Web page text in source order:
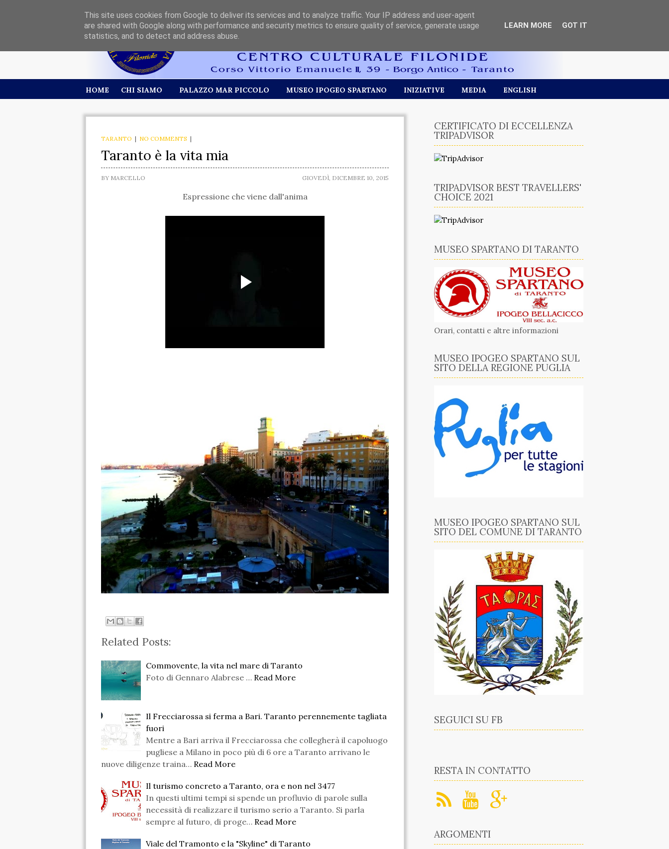
HOME CHI SIAMO PALAZZO MAR PICCOLO MUSEO IPOGEO SPARTANO INIZIATIVE MEDIA ENGLISH
TARANTO | NO COMMENTS |
Taranto è la vita mia
BY MARCELLO GIOVEDÌ, DICEMBRE 10, 2015
Espressione che viene dall'anima
Related Posts:
Commovente, la vita nel mare di Taranto
Foto di Gennaro Alabrese … Read More
Il Frecciarossa si ferma a Bari. Taranto perennemente tagliata
fuori
Mentre a Bari arriva il Frecciarossa che collegherà il capoluogo
pugliese a Milano in poco più di 6 ore a Taranto arrivano le
nuove diligenze traina… Read More
Il turismo concreto a Taranto, ora e non nel 3477
In questi ultimi tempi si spende un profluvio di parole sulla
necessità di realizzare il turismo serio a Taranto. Si parla
sempre al futuro, di proge… Read More
Viale del Tramonto e la "Skyline" di Taranto
CERTIFICATO DI ECCELLENZA
TRIPADVISOR
TRIPADVISOR BEST TRAVELLERS'
CHOICE 2021
MUSEO SPARTANO DI TARANTO
Orari, contatti e altre informazioni
MUSEO IPOGEO SPARTANO SUL
SITO DELLA REGIONE PUGLIA
MUSEO IPOGEO SPARTANO SUL
SITO DEL COMUNE DI TARANTO
SEGUICI SU FB
RESTA IN CONTATTO
ARGOMENTI
This site uses cookies from Google to deliver its services and to analyze traffic. Your IP address and user-agent
are shared with Google along with performance and security metrics to ensure quality of service, generate usage
statistics, and to detect and address abuse.
LEARN MORE GOT IT